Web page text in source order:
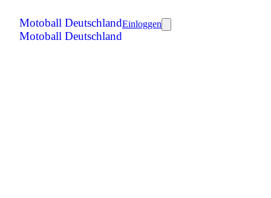
Motoball Deutschland
Motoball Deutschland
Einloggen